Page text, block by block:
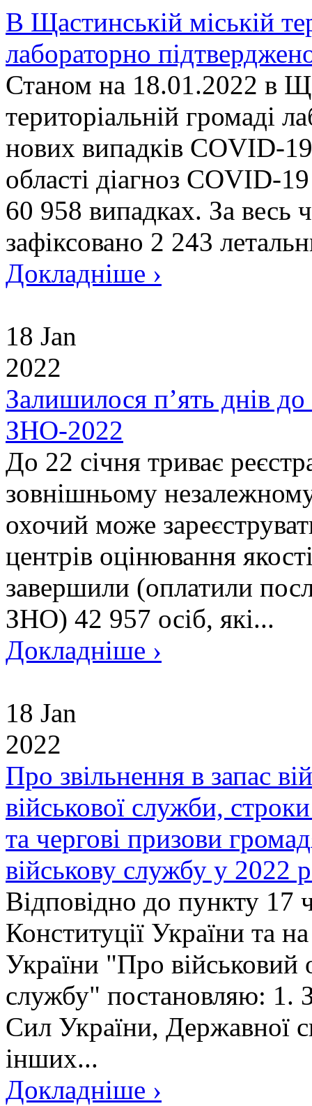
В Щастинській міській
лабораторно
Станом на 18.01.2022 в
територіальній громаді
нових випадків COVID-
області діагноз COVID-
60 958 випадках. За весь
зафіксовано 2 243
Докладніше ›
18 Jan
2022
Залишилося п’ять днів до
ЗНО-2022
До 22 січня триває
зовнішньому
охочий може
центрів оцінювання
завершили (оплатили
ЗНО) 42 957 осіб, які...
Докладніше ›
18 Jan
2022
Про звільнення в запас
військової служби,
та чергові призови
військову службу у 2022
Відповідно до пункту 17
Конституції України та
України "Про військовий
службу" постановляю: 1.
Сил України, Державної
інших...
Докладніше ›